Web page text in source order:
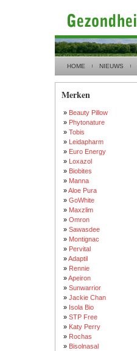
HOME NIEUWS
Merken
» Beauty Pillow
» Phytonature
» Tobis
» Leidapharm
» Euro Energy
» Loxazol
» Biobites
» Manna
»Aloe Pura
» GoWhite
» Maxzlim
» Omron
» Sawasdee
» Montignac
» Pervital
»Adaptil
» Rennie
»Apeiron
» Sunwarrior
» Jackie Chan
» Isola Bio
» STP Free
» Katy Perry
» Rochas
» Bisolnasal